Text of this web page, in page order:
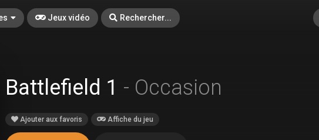
Jeux vidéo Rechercher...
Battlefield 1 - Occasion
Ajouter aux favoris Affiche du jeu